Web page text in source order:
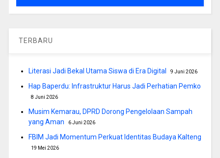
TERBARU
Literasi Jadi Bekal Utama Siswa di Era Digital 9 Juni 2026
Hap Baperdu: Infrastruktur Harus Jadi Perhatian Pemko
8 Juni 2026
Musim Kemarau, DPRD Dorong Pengelolaan Sampah
yang Aman
6 Juni 2026
FBIM Jadi Momentum Perkuat Identitas Budaya Kalteng
19 Mei 2026